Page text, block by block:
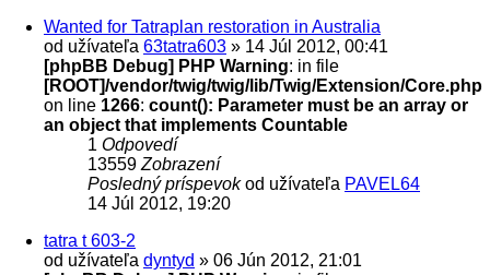
Wanted for Tatraplan restoration in Australia
od užívateľa 63tatra603 » 14 Júl 2012, 00:41
[phpBB Debug] PHP Warning: in file
[ROOT]/vendor/twig/twig/lib/Twig/Extension/Core.php
on line 1266: count(): Parameter must be an array or
an object that implements Countable
1 Odpovedí
13559 Zobrazení
Posledný príspevokod užívateľa PAVEL64
14 Júl 2012, 19:20
tatra t 603-2
od užívateľa dyntyd » 06 Jún 2012, 21:01